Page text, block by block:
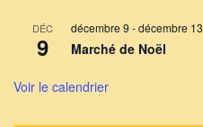
DÉC
9
décembre 9 -décembre 13
Marché de Noël
Voir le calendrier